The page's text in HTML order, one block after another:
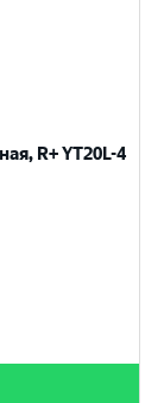
R+ YT20L-4